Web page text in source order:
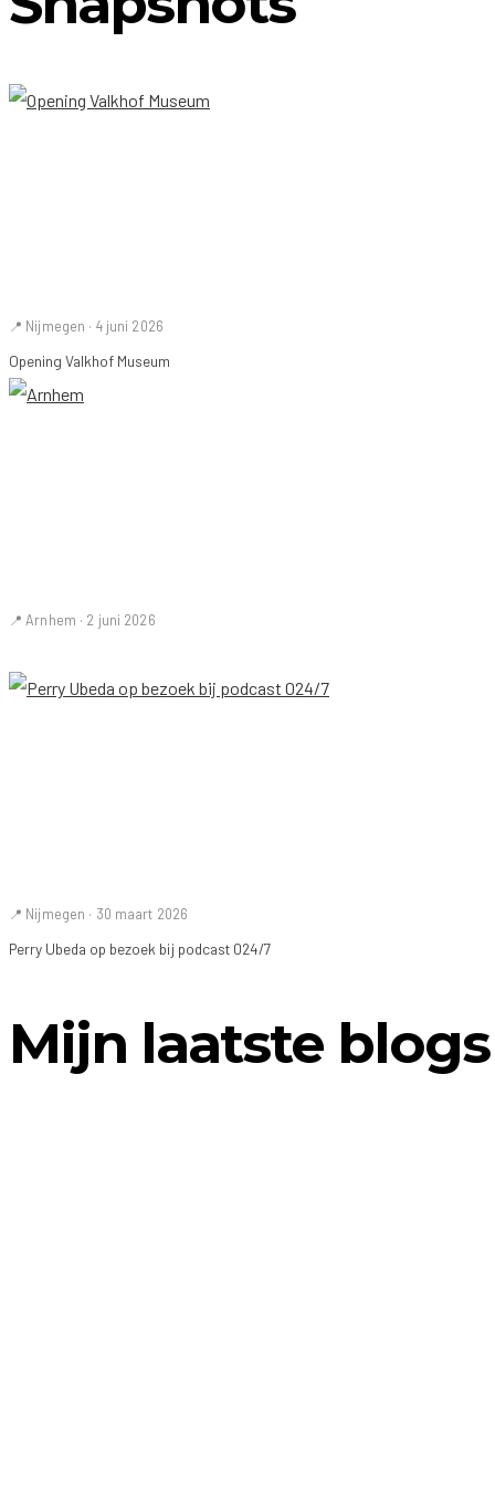
📍 Nijmegen · 4 juni 2026
Opening Valkhof Museum
📍 Arnhem · 2 juni 2026
📍 Nijmegen · 30 maart 2026
Perry Ubeda op bezoek bij podcast 024/7
Mijn laatste blogs